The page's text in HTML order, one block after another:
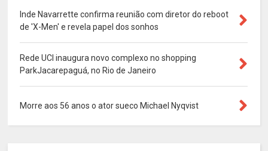
Inde Navarrette confirma reunião com diretor do reboot
de 'X-Men' e revela papel dos sonhos
Rede UCI inaugura novo complexo no shopping
ParkJacarepaguá, no Rio de Janeiro
Morre aos 56 anos o ator sueco Michael Nyqvist